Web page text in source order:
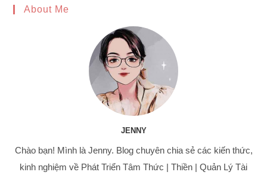
About Me
JENNY
Chào bạn! Mình là Jenny. Blog chuyên chia sẻ các kiến thức,
kinh nghiệm về Phát Triển Tâm Thức | Thiền | Quản Lý Tài